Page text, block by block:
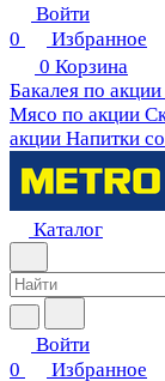
Войти
0
Избранное
0 Корзина
Бакалея по акции
Мясо по акции
акции Напитки
Каталог
Войти
0
Избранное